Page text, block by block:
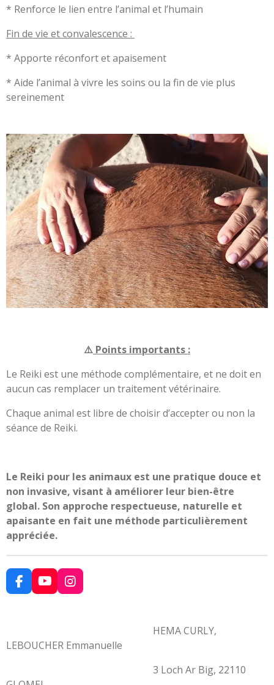
* Renforce le lien entre l’animal et l’humain
Fin de vie et convalescence :
* Apporte réconfort et apaisement
* Aide l’animal à vivre les soins ou la fin de vie plus
sereinement
⚠️ Points importants :
Le Reiki est une méthode complémentaire, et ne doit en
aucun cas remplacer un traitement vétérinaire.
Chaque animal est libre de choisir d’accepter ou non la
séance de Reiki.
Le Reiki pour les animaux est une pratique douce et
non invasive, visant à améliorer leur bien-être
global. Son approche respectueuse, naturelle et
apaisante en fait une méthode particulièrement
appréciée.
F
a
o
Y
o
b
I
n
g
HEMA CURLY,
LEBOUCHER Emmanuelle
3 Loch Ar Big, 22110